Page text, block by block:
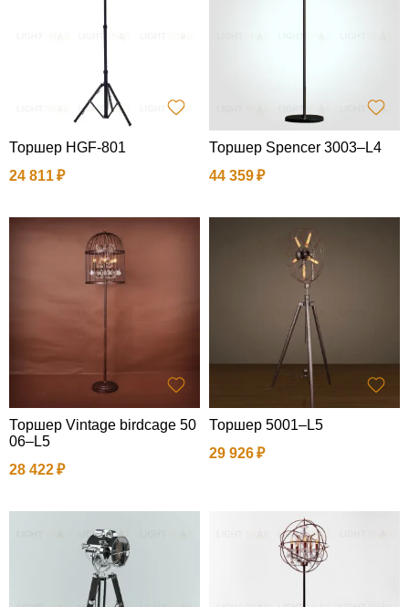
Торшер HGF-801
24 811
Торшер Spencer 3003–L4
44 359
Торшер Vintage birdcage 50
06–L5
28 422
Торшер 5001–L5
29 926